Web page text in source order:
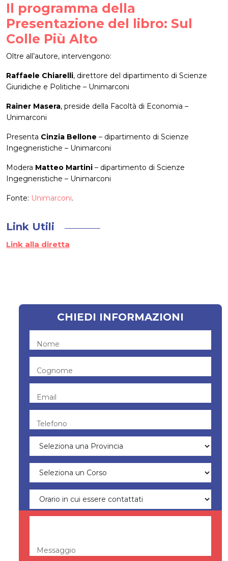
Il programma della
Presentazione del libro: Sul
Colle Più Alto
Oltre all’autore, intervengono:
Raffaele Chiarelli, direttore del dipartimento di Scienze
Giuridiche e Politiche – Unimarconi
Rainer Masera, preside della Facoltà di Economia –
Unimarconi
Presenta Cinzia Bellone – dipartimento di Scienze
Ingegneristiche – Unimarconi
Modera Matteo Martini – dipartimento di Scienze
Ingegneristiche – Unimarconi
Fonte: Unimarconi.
Link Utili
Link alla diretta
CHIEDI INFORMAZIONI
Nome
Cognome
Email
Telefono
Messaggio